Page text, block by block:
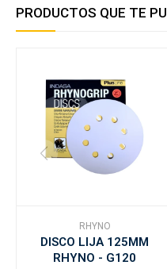
PRODUCTOS QUE TE
RHYNO
DISCO LIJA 125MM
RHYNO - G120